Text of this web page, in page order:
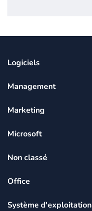
Logiciels
Management
Marketing
Microsoft
Non classé
Office
Système d'exploitation